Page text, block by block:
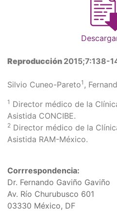
Reproducción 2015;7:138-
Silvio Cuneo-Pareto1 ,
1 Director médico de la
Asistida CONCIBE.
2 Director médico de la
Asistida RAM-México.
Corrrespondencia:
Dr. Fernando Gaviño Gaviño
Av. Río Churubusco 601
03330 México, DF